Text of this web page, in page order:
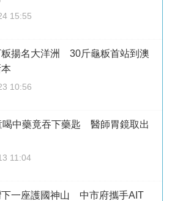
15:55
粄揚名大洋洲 30斤龜粄首站到澳
10:56
喝中藥竟吞下藥匙 醫師胃鏡取出
11:04
下一座護國神山 中市府攜手AIT